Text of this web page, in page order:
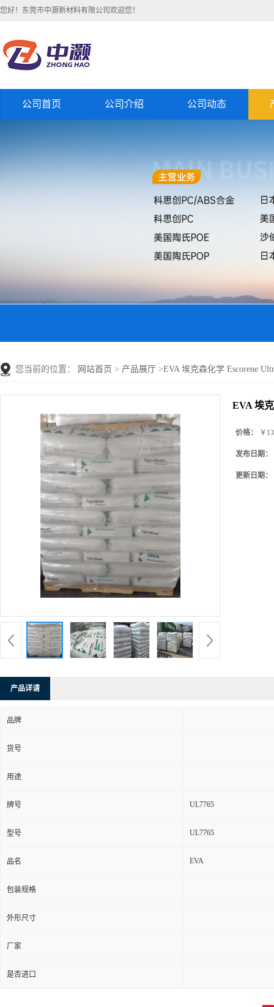
您好！东莞市中灏新材料有限公司欢迎您！
公司首页 公司介绍 公司动态
您当前的位置： 网站首页 > 产品展厅 >EVA 埃克森化学 Escorene
EVA 埃
价格： ￥
发布日期：
更新日期：
产品详请
品牌
货号
用途
牌号 UL7765
型号 UL7765
品名 EVA
包装规格
外形尺寸
厂家
是否进口